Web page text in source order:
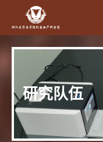
研究队伍